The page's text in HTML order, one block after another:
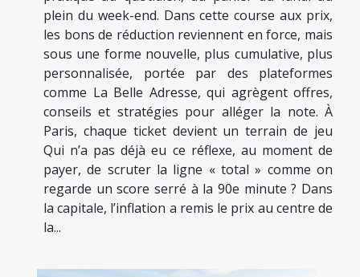
plein du week-end. Dans cette course aux prix,
les bons de réduction reviennent en force, mais
sous une forme nouvelle, plus cumulative, plus
personnalisée, portée par des plateformes
comme La Belle Adresse, qui agrègent offres,
conseils et stratégies pour alléger la note. À
Paris, chaque ticket devient un terrain de jeu
Qui n’a pas déjà eu ce réflexe, au moment de
payer, de scruter la ligne « total » comme on
regarde un score serré à la 90e minute ? Dans
la capitale, l’inflation a remis le prix au centre de
la...